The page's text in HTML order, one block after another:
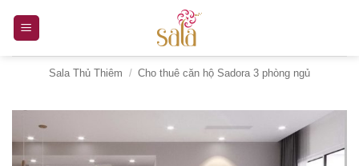
nội
Sala Thủ Thiêm / Cho thuê căn hộ Sadora 3 phòng ngủ